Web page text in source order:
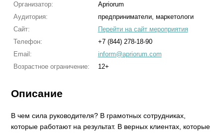
Организатор:
Apriorum
Аудитория:
предприниматели, маркетологи
Сайт:
Перейти на сайт мероприятия
Телефон:
+7 (844) 278-18-90
Email:
inform@apriorum.com
Возрастное ограничение:
12+
Описание
В чем сила руководителя? В грамотных сотрудниках,
которые работают на результат. В верных клиентах, которые